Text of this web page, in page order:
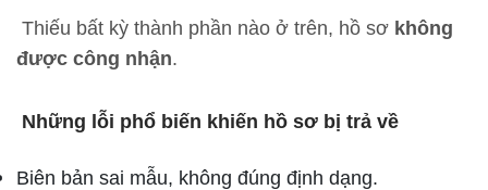
Thiếu bất kỳ thành phần nào ở trên, hồ sơ không
được công nhận.
Những lỗi phổ biến khiến hồ sơ bị trả về
Biên bản sai mẫu, không đúng định dạng.